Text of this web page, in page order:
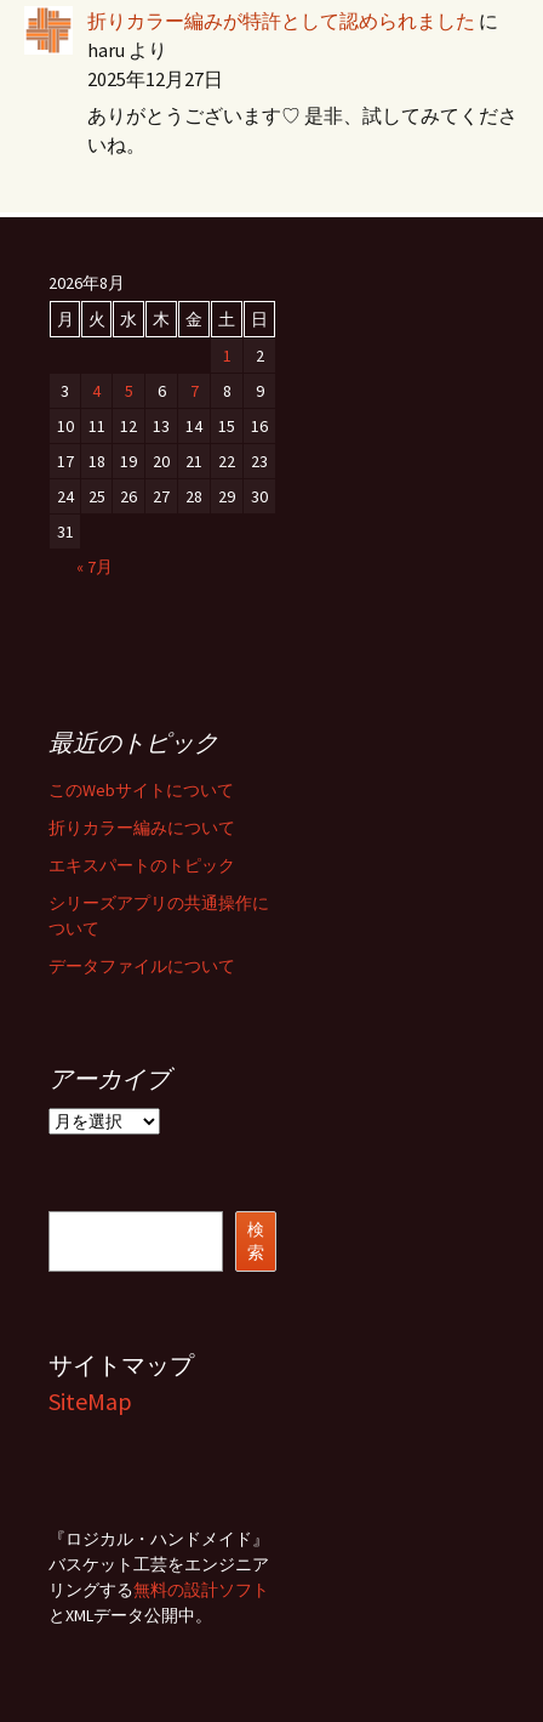
折りカラー編みが特許として認められました に
haru より
2025年12月27日
ありがとうございます♡ 是非、試してみてくださ
いね。
2026年8月
月
火 水 木 金 土
日
1
2
3
4 5 6 7 8
9
10
11 12 13 14 15
16
17
18 19 20 21 22
23
24
25 26 27 28 29
30
31
« 7月
最近のトピック
このWebサイトについて
折りカラー編みについて
エキスパートのトピック
シリーズアプリの共通操作に
ついて
データファイルについて
アーカイブ
ア
検
索
サイトマップ
SiteMap
『ロジカル・ハンドメイド』
バスケット工芸をエンジニア
リングする無料の設計ソフト
とXMLデータ公開中。